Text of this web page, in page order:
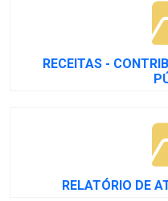
RECEITAS -
RELATÓRIO DE